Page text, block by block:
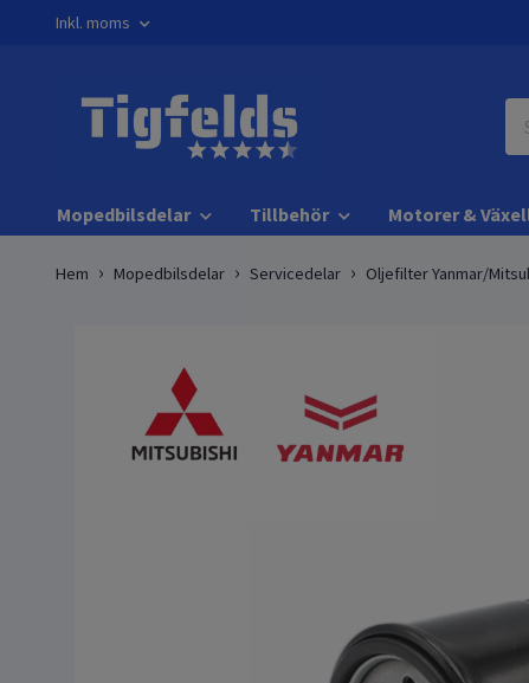
Inkl. moms
Mopedbilsdelar Tillbehör Motorer &
Hem Mopedbilsdelar Servicedelar Oljefilter Yanmar/